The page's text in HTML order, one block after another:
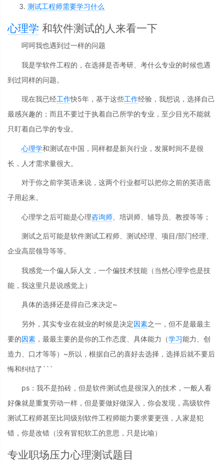
测试工程师需要学习什么
心理学 和软件测试的人来看一下
呵呵我也遇到过一样的问题
我是学软件工程的，在选择是否考研、考什么专业的时候也遇
到过同样的问题。
现在我已经工作快5年，基于这些工作经验，我想说，选择自己
最感兴趣的；而且不要过于执着自己所学的专业，至少目光不能就
只盯着自己学的专业。
心理学和测试在中国，同样都是新兴行业，发展时间不是很
长，人才需求量很大。
对于你之前学英语来说，这两个行业都可以把你之前的英语底
子用起来。
心理学之后可能是心理咨询师 、培训师、辅导员、教授等等；
测试之后可能是软件测试工程师、测试经理、项目/部门经理、
企业高层领导等等。
我感觉一个偏人际人文，一个偏技术技能（当然心理学也是技
能，我这里只是说感觉上）
具体的选择还是得自己来决定~
另外，其实专业在就业的时候是决定因素之一，但不是最最主
要的因素 ，最最主要的是你的工作态度、具体能力（学习能力、创
造力、口才等等）~所以，根据自己的喜好去选择，选择后就不要后
悔和纠结了```
ps：我不是拍砖，但是软件测试也是很深入的技术，一般人看
好像就是重复劳动一样，但是要做好做深入，你会发现，高级软件
测试工程师甚至比同级别软件工程师能力要求要更强，人家是犯
错，你是改错（没有冒犯软工的意思，只是比喻）
专业职场压力心理测试题目